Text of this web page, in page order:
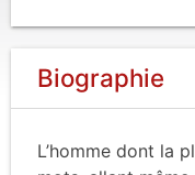
Biographie
L’homme dont la